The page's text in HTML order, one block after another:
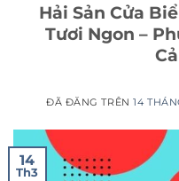
Hải Sản Cửa
Tươi Ngon –
ĐÃ ĐĂNG TRÊN14
14
Th3